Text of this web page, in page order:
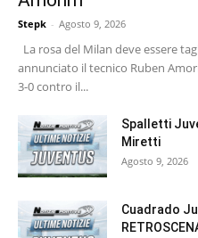
Stepk - Agosto 9, 2026
La rosa del Milan deve essere
annunciato il tecnico Ruben
3-0 contro il...
Spalletti
Miretti
Agosto 9, 2026
Cuadrado